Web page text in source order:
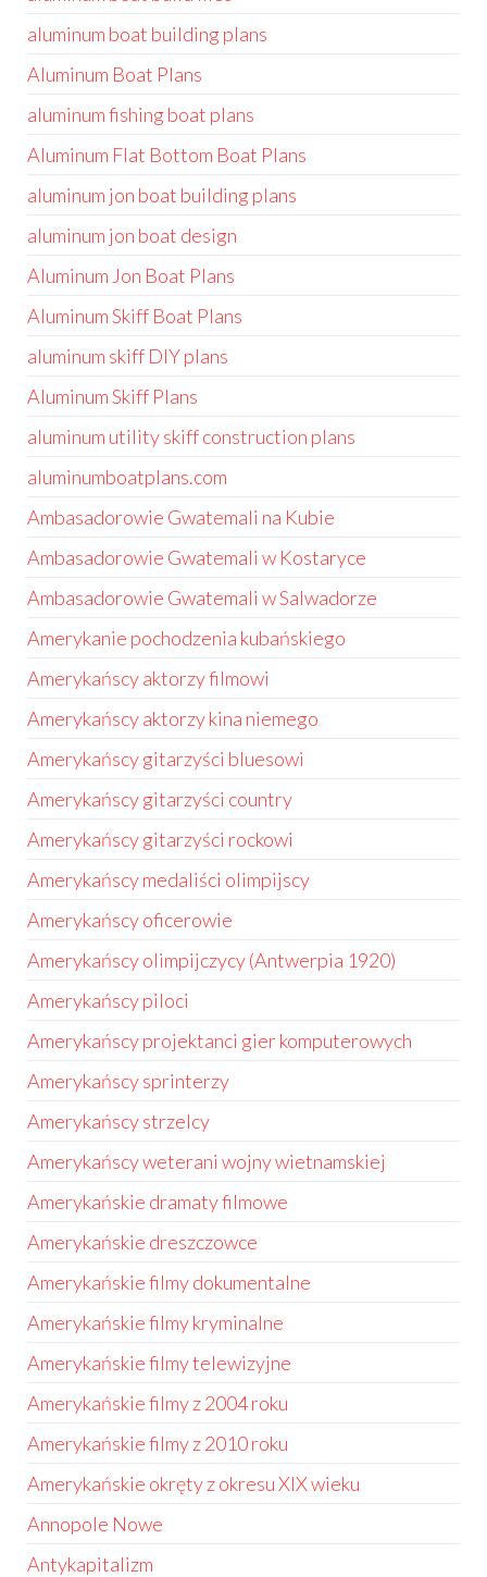
aluminum boat building plans
Aluminum Boat Plans
aluminum fishing boat plans
Aluminum Flat Bottom Boat Plans
aluminum jon boat building plans
aluminum jon boat design
Aluminum Jon Boat Plans
Aluminum Skiff Boat Plans
aluminum skiff DIY plans
Aluminum Skiff Plans
aluminum utility skiff construction plans
aluminumboatplans.com
Ambasadorowie Gwatemali na Kubie
Ambasadorowie Gwatemali w Kostaryce
Ambasadorowie Gwatemali w Salwadorze
Amerykanie pochodzenia kubańskiego
Amerykańscy aktorzy filmowi
Amerykańscy aktorzy kina niemego
Amerykańscy gitarzyści bluesowi
Amerykańscy gitarzyści country
Amerykańscy gitarzyści rockowi
Amerykańscy medaliści olimpijscy
Amerykańscy oficerowie
Amerykańscy olimpijczycy (Antwerpia 1920)
Amerykańscy piloci
Amerykańscy projektanci gier komputerowych
Amerykańscy sprinterzy
Amerykańscy strzelcy
Amerykańscy weterani wojny wietnamskiej
Amerykańskie dramaty filmowe
Amerykańskie dreszczowce
Amerykańskie filmy dokumentalne
Amerykańskie filmy kryminalne
Amerykańskie filmy telewizyjne
Amerykańskie filmy z 2004 roku
Amerykańskie filmy z 2010 roku
Amerykańskie okręty z okresu XIX wieku
Annopole Nowe
Antykapitalizm